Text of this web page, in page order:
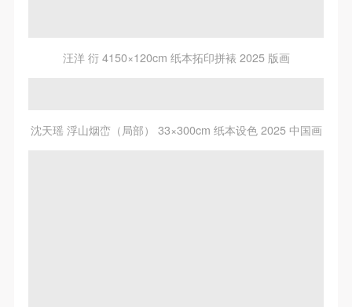
汪洋 衍 4150×120cm 纸本拓印拼裱 2025 版画
沈天瑶 浮山烟峦（局部） 33×300cm 纸本设色 2025 中国画